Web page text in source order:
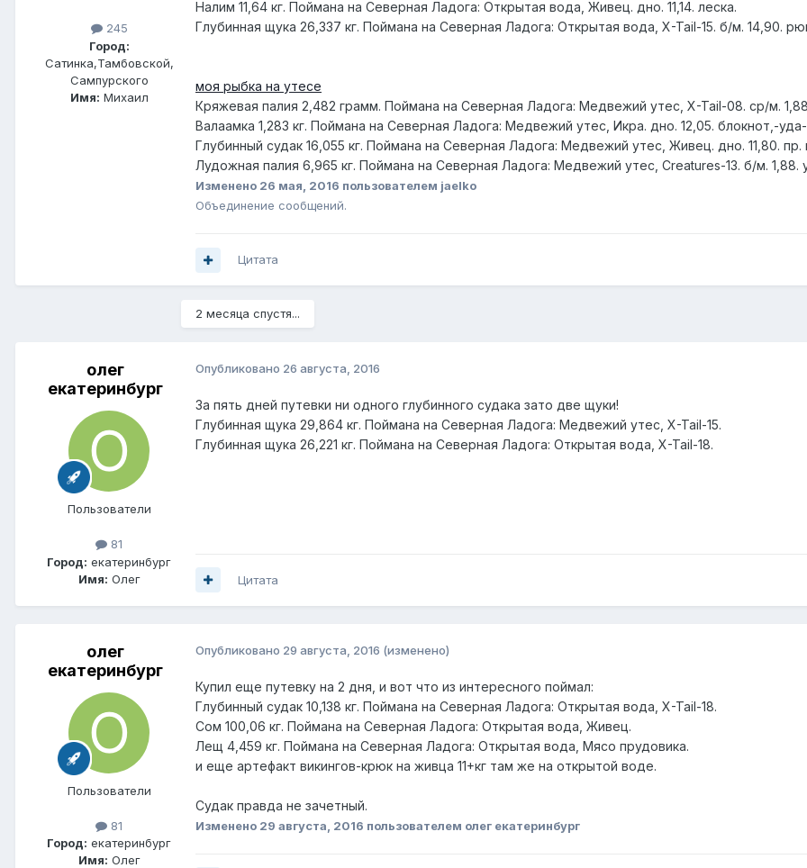
245
Город:
Сатинка,Тамбовской,
Сампурского
Имя: Михаил
Налим 11,64 кг. Поймана на Северная Ладога: Открытая вода, Живец. дно. 11,14. леска.
Глубинная щука 26,337 кг. Поймана на Северная Ладога: Открытая вода, X-Tail-15. б/м. 14,90.
моя рыбка на утесе
Кряжевая палия 2,482 грамм. Поймана на Северная Ладога: Медвежий утес, X-Tail-08. ср/м.
Валаамка 1,283 кг. Поймана на Северная Ладога: Медвежий утес, Икра. дно. 12,05. блокнот,-
Глубинный судак 16,055 кг. Поймана на Северная Ладога: Медвежий утес, Живец. дно. 11,80. пр.
Лудожная палия 6,965 кг. Поймана на Северная Ладога: Медвежий утес, Creatures-13. б/м. 1,88.
Изменено 26 мая, 2016 пользователем jaelko
Объединение сообщений.
Цитата
2 месяца спустя...
олег
екатеринбург
Пользователи
81
Город: екатеринбург
Имя: Олег
Опубликовано 26 августа, 2016
За пять дней путевки ни одного глубинного судака зато две щуки!
Глубинная щука 29,864 кг. Поймана на Северная Ладога: Медвежий утес, X-Tail-15.
Глубинная щука 26,221 кг. Поймана на Северная Ладога: Открытая вода, X-Tail-18.
Цитата
олег
екатеринбург
Пользователи
81
Город: екатеринбург
Имя: Олег
Опубликовано 29 августа, 2016 (изменено)
Купил еще путевку на 2 дня, и вот что из интересного поймал:
Глубинный судак 10,138 кг. Поймана на Северная Ладога: Открытая вода, X-Tail-18.
Сом 100,06 кг. Поймана на Северная Ладога: Открытая вода, Живец.
Лещ 4,459 кг. Поймана на Северная Ладога: Открытая вода, Мясо прудовика.
и еще артефакт викингов-крюк на живца 11+кг там же на открытой воде.
Судак правда не зачетный.
Изменено 29 августа, 2016 пользователем олег екатеринбург